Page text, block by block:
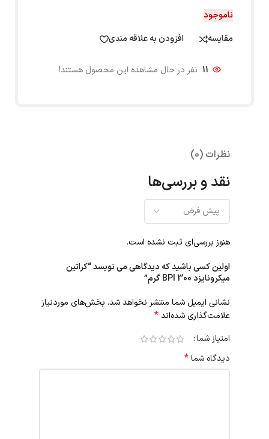
ناموجود
مقایسه
افزودن به علاقه مندی
11 نفر در حال مشاهده این محصول هستند!
نظرات (0)
نقد و بررسی‌ها
هنوز بررسی‌ای ثبت نشده است.
اولین کسی باشید که دیدگاهی می نویسد “کراتین
میکرونایزد BPI 300 گرم”
نشانی ایمیل شما منتشر نخواهد شد. بخش‌های موردنیاز
علامت‌گذاری شده‌اند*
امتیاز شما
دیدگاه شما*